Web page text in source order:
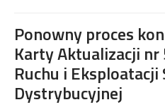
Ponowny proces
Karty Aktualizacji
Ruchu i Eksploatacji
Dystrybucyjnej